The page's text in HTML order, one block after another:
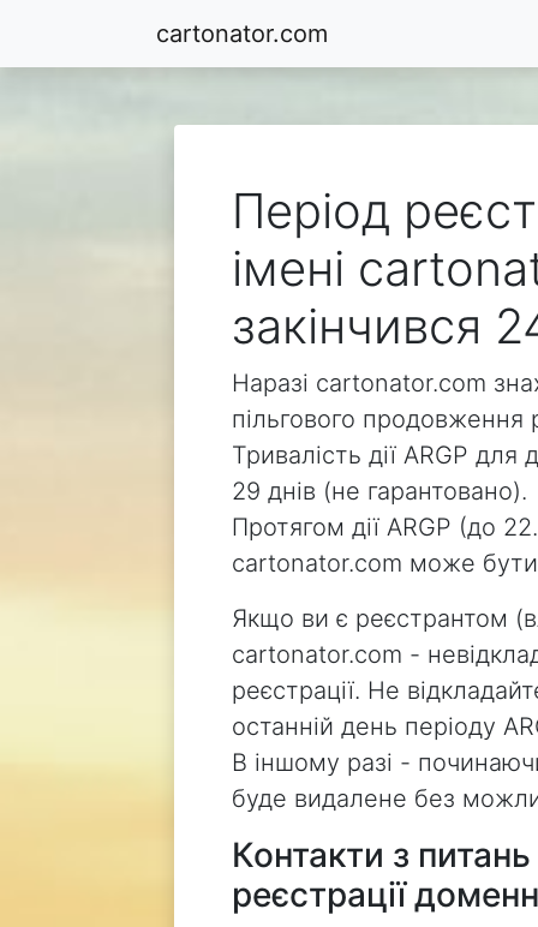
cartonator.com
Період
імені
закінчився
Наразі cartonator.com
пільгового продовження
Тривалість дії ARGP
29 днів (не гарантовано).
Протягом дії ARGP (до
cartonator.com може
Якщо ви є реєстрантом
cartonator.com -
реєстрації. Не
останній день періоду
В іншому разі -
буде видалене без
Контакти з
реєстрації